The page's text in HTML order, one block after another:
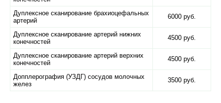
Дуплексное сканирование брахиоцефальных
артерий
6000 руб.
Дуплексное сканирование артерий нижних
конечностей
4500 руб.
Дуплексное сканирование артерий верхних
конечностей
4500 руб.
Допплерография (УЗДГ) сосудов молочных
желез
3500 руб.